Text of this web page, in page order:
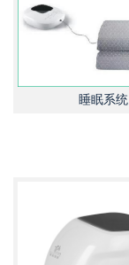
睡眠系统